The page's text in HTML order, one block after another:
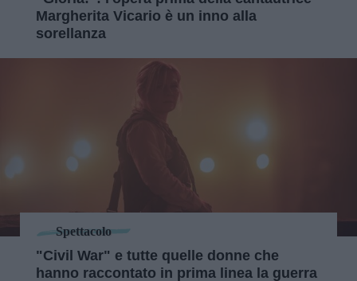
Margherita Vicario è un inno alla
sorellanza
Spettacolo
"Civil War" e tutte quelle donne che
hanno raccontato in prima linea la guerra